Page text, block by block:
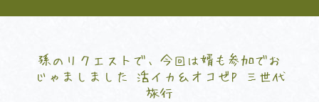
孫のリクエストで、今回は婿も参加でお
じゃましました 活イカ＆オコゼP 三世代
旅行